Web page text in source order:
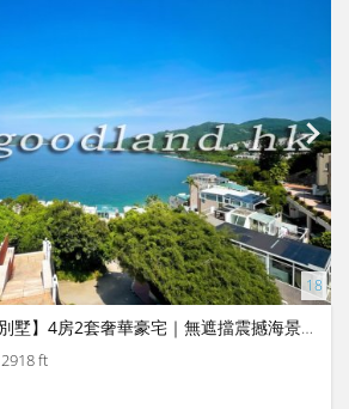
【銀線灣一線全海景別墅】4房2套奢華豪宅｜無遮擋震撼海景放盤
2918 ft